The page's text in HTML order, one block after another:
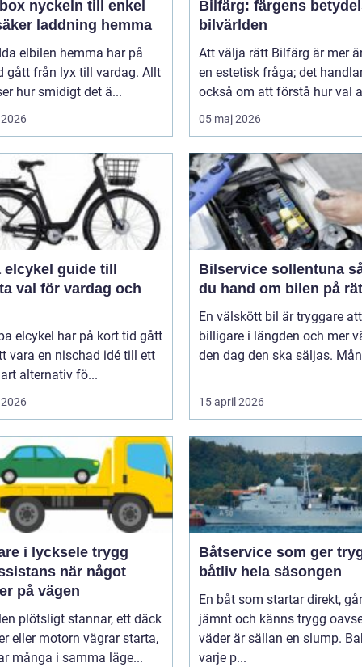
till enkel
laddning hemma
elbilen hemma har på
gått från lyx till vardag. Allt
hur smidigt det ä...
Bilfärg: färgens
bilvärlden
Att välja rätt Bilfärg är mer
en estetisk fråga; det
också om att förstå hur val
05 maj 2026
guide till
val för vardag och
elcykel har på kort tid gått
vara en nischad idé till ett
alternativ fö...
Bilservice sollentuna så tar
du hand om bilen på
En välskött bil är tryggare
billigare i längden och mer
den dag den ska säljas.
15 april 2026
i lycksele trygg
när något
på vägen
plötsligt stannar, ett däck
eller motorn vägrar starta,
många i samma läge...
Båtservice som ger
båtliv hela säsongen
En båt som startar direkt, går
jämnt och känns trygg
väder är sällan en slump.
varje p...